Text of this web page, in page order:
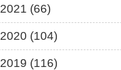
5月 (2)
4月 (3)
3月 (1)
8月 (1)
7月 (8)
6月 (5)
12月 (3)
10月 (1)
9月 (4)
2021 (66)
12月 (4)
11月 (8)
2020 (104)
12月 (7)
2019 (116)